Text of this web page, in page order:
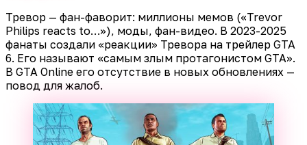
Тревор — фан-фаворит: миллионы мемов («Trevor
Philips reacts to…»), моды, фан-видео. В 2023-2025
фанаты создали «реакции» Тревора на трейлер GTA
6. Его называют «самым злым протагонистом GTA».
В GTA Online его отсутствие в новых обновлениях —
повод для жалоб.